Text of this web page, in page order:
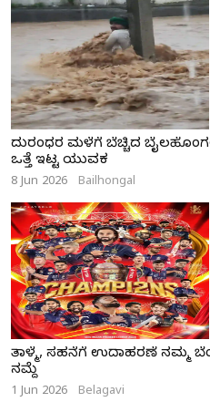
ದುರಂಧರ ಮಳೆಗೆ ಬೆಚ್ಚಿದ
ಒತ್ತೆ ಇಟ್ಟ ಯುವಕ
8 Jun 2026 Bailhongal
ತಾಳ್ಮೆ, ಸಹನೆಗೆ ಉದಾಹರಣೆ ನಮ್ಮ
ನಮ್ದೆ
1 Jun 2026 Belagavi